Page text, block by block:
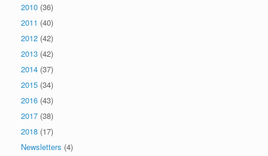
2010 (36)
2011 (40)
2012 (42)
2013 (42)
2014 (37)
2015 (34)
2016 (43)
2017 (38)
2018 (17)
Newsletters (4)